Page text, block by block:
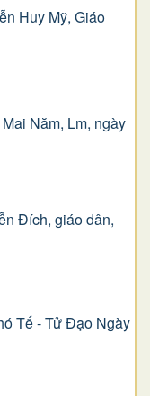
Huy Mỹ, Giáo
Năm, Lm, ngày
Ðích, giáo dân,
Tế - Tử Đạo Ngày